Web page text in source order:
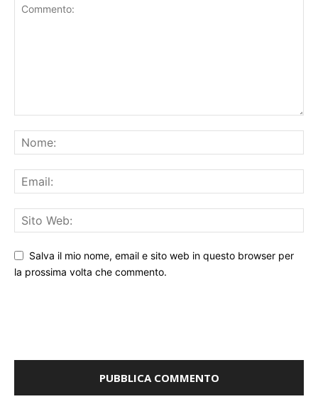
Salva il mio nome, email e sito web in questo browser per
la prossima volta che commento.